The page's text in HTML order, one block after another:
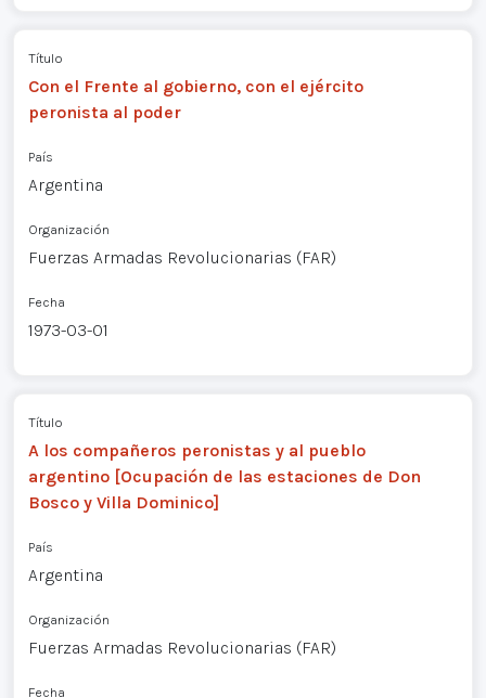
Título
Con el Frente al gobierno, con el ejército
peronista al poder
País
Argentina
Organización
Fuerzas Armadas Revolucionarias (FAR)
Fecha
1973-03-01
Título
A los compañeros peronistas y al pueblo
argentino [Ocupación de las estaciones de Don
Bosco y Villa Dominico]
País
Argentina
Organización
Fuerzas Armadas Revolucionarias (FAR)
Fecha